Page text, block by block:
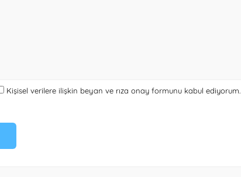
Kişisel verilere ilişkin beyan ve rıza onay formunukabul ediyorum.